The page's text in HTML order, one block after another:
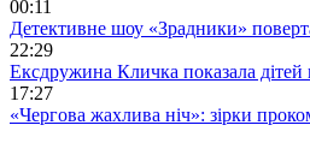
00:11
Детективне шоу «Зрадники»
22:29
Ексдружина Кличка показала дітей
17:27
«Чергова жахлива ніч»: зірки